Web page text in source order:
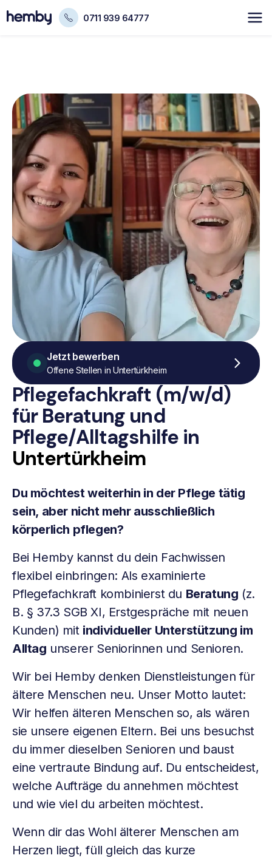
0711 939 64777
Pflegefachkraft (m/w/d)
für Beratung und
Pflege/Alltagshilfein
Untertürkheim
Du möchtest weiterhin in der Pflege tätig
sein, aber nicht mehr ausschließlich
körperlich pflegen?
Bei Hemby kannst du dein Fachwissen
flexibel einbringen: Als examinierte
Pflegefachkraft kombinierst du Beratung (z.
B. § 37.3 SGB XI, Erstgespräche mit neuen
Kunden) mit individueller Unterstützung im
Alltag unserer Seniorinnen und Senioren.
Wir bei Hemby denken Dienstleistungen für
ältere Menschen neu. Unser Motto lautet:
Wir helfen älteren Menschen so, als wären
sie unsere eigenen Eltern. Bei uns besuchst
du immer dieselben Senioren und baust
eine vertraute Bindung auf. Du entscheidest,
welche Aufträge du annehmen möchtest
und wie viel du arbeiten möchtest.
Wenn dir das Wohl älterer Menschen am
Herzen liegt, füll gleich das kurze
Jetzt bewerben
Offene Stellen in Untertürkheim